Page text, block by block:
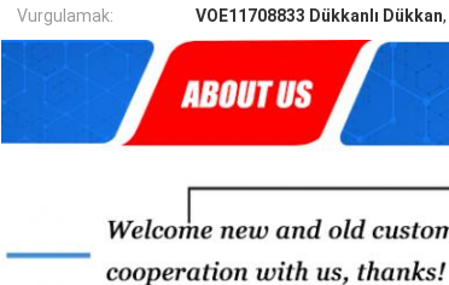
Vurgulamak: VOE11708833 Dükkanlı Dükkan,